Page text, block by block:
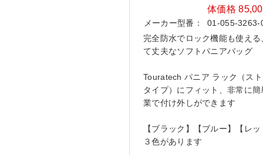
体価格
メーカー型番：
01-055-3263-
完全防水でロック機能も使える
て丈夫なソフトパニアバッグ
Touratech パニア ラック（ス
タイプ）にフィット、非常に簡
業で付け外しができます
【ブラック】【ブルー】【レ
３色があります